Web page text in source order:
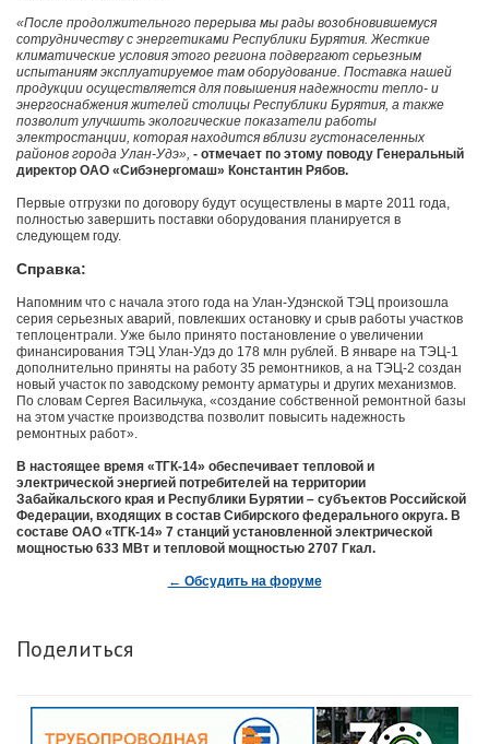
«После продолжительного перерыва мы рады возобновившемуся
сотрудничеству с энергетиками Республики Бурятия. Жесткие
климатические условия этого региона подвергают серьезным
испытаниям эксплуатируемое там оборудование. Поставка нашей
продукции осуществляется для повышения надежности тепло- и
энергоснабжения жителей столицы Республики Бурятия, а также
позволит улучшить экологические показатели работы
электростанции, которая находится вблизи густонаселенных
районов города Улан-Удэ», - отмечает по этому поводу Генеральный
директор ОАО «Сибэнергомаш» Константин Рябов.
Первые отгрузки по договору будут осуществлены в марте 2011 года,
полностью завершить поставки оборудования планируется в
следующем году.
Справка:
Напомним что с начала этого года на Улан-Удэнской ТЭЦ произошла
серия серьезных аварий, повлекших остановку и срыв работы участков
теплоцентрали. Уже было принято постановление о увеличении
финансирования ТЭЦ Улан-Удэ до 178 млн рублей. В январе на ТЭЦ-1
дополнительно приняты на работу 35 ремонтников, а на ТЭЦ-2 создан
новый участок по заводскому ремонту арматуры и других механизмов.
По словам Сергея Васильчука, «создание собственной ремонтной базы
на этом участке производства позволит повысить надежность
ремонтных работ».
В настоящее время «ТГК-14» обеспечивает тепловой и
электрической энергией потребителей на территории
Забайкальского края и Республики Бурятии – субъектов Российской
Федерации, входящих в состав Сибирского федерального округа. В
составе ОАО «ТГК-14» 7 станций установленной электрической
мощностью 633 МВт и тепловой мощностью 2707 Гкал.
← Обсудить на форуме
Поделиться